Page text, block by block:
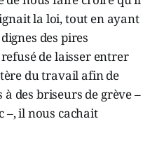
la loi, tout en ayant
des pires
de laisser entrer
du travail afin de
des briseurs de grève –
–, il nous cachait